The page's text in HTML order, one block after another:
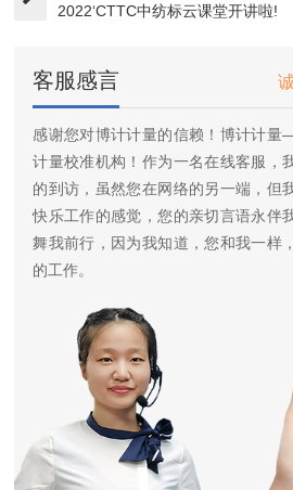
2022‘CTTC中纺标云课堂开讲啦!
客服感言
感谢您对博计计量的信赖！博计计量
计量校准机构！作为一名在线客服，
的到访，虽然您在网络的另一端，但
快乐工作的感觉，您的亲切言语永伴
舞我前行，因为我知道，您和我一样
的工作。